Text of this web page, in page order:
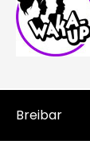
Breibar